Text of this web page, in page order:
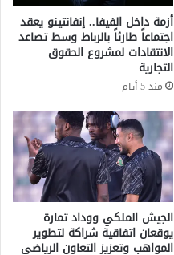
أزمة داخل الفيفا.. إنفانتينو يعقد
اجتماعاً طارئاً بالرباط وسط تصاعد
الانتقادات لمشروع الحقوق
التجارية
منذ 5 أيام
الجيش الملكي ووداد تمارة
يوقعان اتفاقية شراكة لتطوير
المواهب وتعزيز التعاون الرياضي